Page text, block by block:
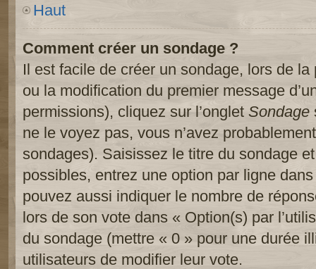
Haut
Comment créer un sondage ?
Il est facile de créer un sondage, lors de la
ou la modification du premier message
permissions), cliquez sur l’onglet Sondage
ne le voyez pas, vous n’avez
sondages). Saisissez le titre du sondage
possibles, entrez une option par ligne
pouvez aussi indiquer le nombre de
lors de son vote dans « Option(s) par
du sondage (mettre « 0 » pour une durée
utilisateurs de modifier leur vote.